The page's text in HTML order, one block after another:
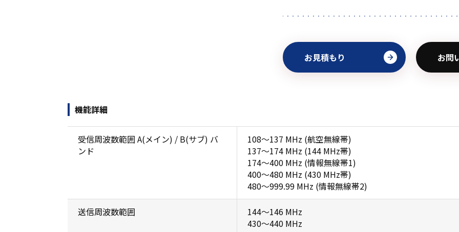
お見積もり お問
機能詳細
受信周波数範囲 A(メイン) / B(サブ) バ
ンド
108～137 MHz (航空無線帯)
137～174 MHz (144 MHz帯)
174～400 MHz (情報無線帯1)
400～480 MHz (430 MHz帯)
480～999.99 MHz (情報無線帯2)
送信周波数範囲
144～146 MHz
430～440 MHz